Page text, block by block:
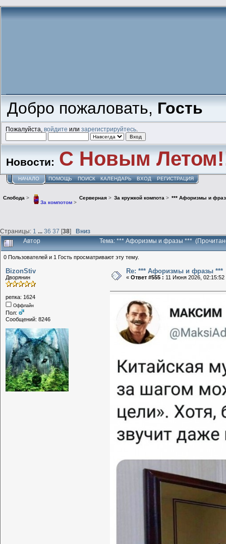
Добро пожаловать,Гость
Пожалуйста,войдите илизарегистрируйтесь
Новости: С Новым
НАЧАЛО ПОМОЩЬ ПОИСК КАЛЕНДАРЬ ВХОД РЕГИСТРАЦИЯ
Слобода >
За компотом>
Серверная> За кружкой компота > *** Афоризмы и
Страницы: 1 36 37 [38] Вниз
Автор Тема: *** Афоризмы и фразы ***
0 Пользователей и 1 Гость просматривают эту тему.
BizonStiv
Дворянин
репка: 1624
Оффлайн
Пол:
Сообщений: 8246
Re: *** Афоризмы и фразы ***
«Ответ #555 : 11 Июня 2026, 02:15:52